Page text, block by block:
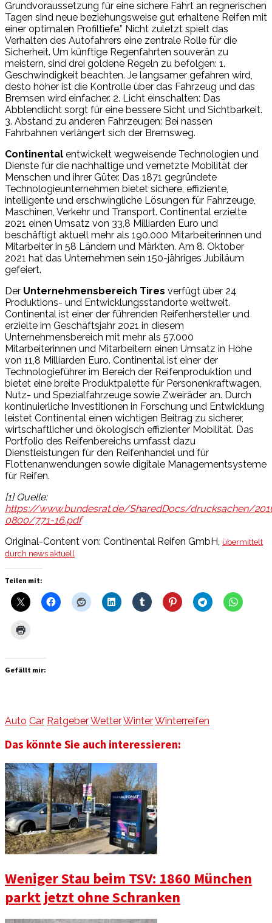
Grundvoraussetzung für eine sichere Fahrt an regnerischen
Tagen sind neue beziehungsweise gut erhaltene Reifen mit
einer optimalen Profiltiefe.” Nicht zuletzt spielt das
Verhalten des Autofahrers eine zentrale Rolle für die
Sicherheit. Um künftige Regenfahrten souverän zu
meistern, sind drei goldene Regeln zu befolgen: 1.
Geschwindigkeit beachten. Je langsamer gefahren wird,
desto höher ist die Kontrolle über das Fahrzeug und das
Bremsen wird einfacher. 2. Licht einschalten: Das
Abblendlicht sorgt für eine bessere Sicht und Sichtbarkeit.
3. Abstand zu anderen Fahrzeugen: Bei nassen
Fahrbahnen verlängert sich der Bremsweg.
Continental entwickelt wegweisende Technologien und
Dienste für die nachhaltige und vernetzte Mobilität der
Menschen und ihrer Güter. Das 1871 gegründete
Technologieunternehmen bietet sichere, effiziente,
intelligente und erschwingliche Lösungen für Fahrzeuge,
Maschinen, Verkehr und Transport. Continental erzielte
2021 einen Umsatz von 33,8 Milliarden Euro und
beschäftigt aktuell mehr als 190.000 Mitarbeiterinnen und
Mitarbeiter in 58 Ländern und Märkten. Am 8. Oktober
2021 hat das Unternehmen sein 150-jähriges Jubiläum
gefeiert.
Der Unternehmensbereich Tires verfügt über 24
Produktions- und Entwicklungsstandorte weltweit.
Continental ist einer der führenden Reifenhersteller und
erzielte im Geschäftsjahr 2021 in diesem
Unternehmensbereich mit mehr als 57.000
Mitarbeiterinnen und Mitarbeitern einen Umsatz in Höhe
von 11,8 Milliarden Euro. Continental ist einer der
Technologieführer im Bereich der Reifenproduktion und
bietet eine breite Produktpalette für Personenkraftwagen,
Nutz- und Spezialfahrzeuge sowie Zweiräder an. Durch
kontinuierliche Investitionen in Forschung und Entwicklung
leistet Continental einen wichtigen Beitrag zu sicherer,
wirtschaftlicher und ökologisch effizienter Mobilität. Das
Portfolio des Reifenbereichs umfasst dazu
Dienstleistungen für den Reifenhandel und für
Flottenanwendungen sowie digitale Managementsysteme
für Reifen.
[1] Quelle:
https://www.bundesrat.de/SharedDocs/drucksachen/
0800/771-16.pdf
Original-Content von: Continental Reifen GmbH, übermittelt
durch news aktuell
Teilen mit:
Gefällt mir:
Auto Car RatgeberWetterWinterWinterreifen
Das könnte Sie auch interessieren:
Weniger Stau beim TSV: 1860 München
parkt jetzt ohne Schranken